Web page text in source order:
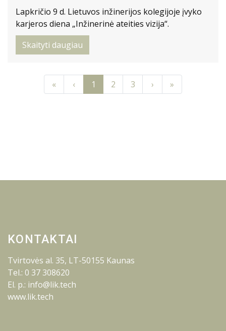
Lapkričio 9 d. Lietuvos inžinerijos kolegijoje įvyko
karjeros diena „Inžinerinė ateities vizija“.
Skaityti daugiau
«Previous
‹Previous
1 2 3 ›Next»
KONTAKTAI
Tvirtovės al. 35, LT-50155 Kaunas
Tel.: 0 37 308620
El. p.: info@lik.tech
www.lik.tech